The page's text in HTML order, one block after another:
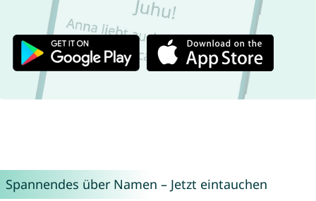
Spannendes über Namen – Jetzt eintauchen